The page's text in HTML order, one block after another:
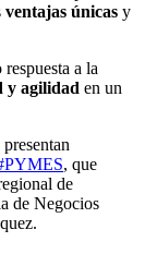
ventajas únicas y
a la
y agilidad en un
presentan
, que
de
de Negocios